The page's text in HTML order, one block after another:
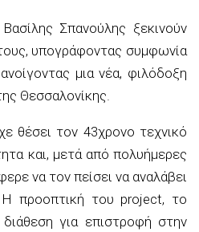
Σπανούλης ξεκινούν
υπογράφοντας συμφωνία
μια νέα, φιλόδοξη
Θεσσαλονίκης.
θέσει τον 43χρονο τεχνικό
και, μετά από πολυήμερες
να τον πείσει να αναλάβει
προοπτική του project, το
για επιστροφή στην